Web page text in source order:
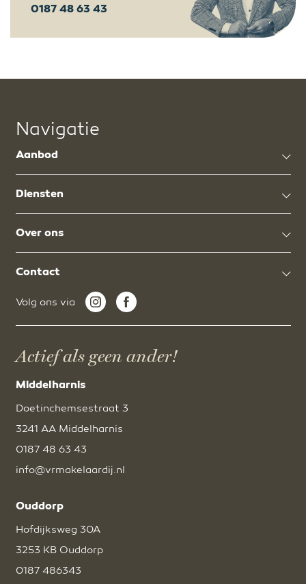
0187 48 63 43
Navigatie
Aanbod
Diensten
Over ons
Contact
Volg ons via
Actief als geen ander!
Middelharnis
Doetinchemsestraat 3
3241 AA Middelharnis
0187 48 63 43
info@vrmakelaardij.nl
Ouddorp
Hofdijksweg 30A
3253 KB Ouddorp
0187 486343